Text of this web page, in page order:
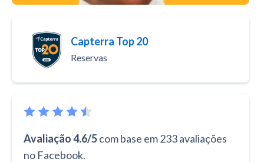
Capterra Top 20
Reservas
Avaliação 4.6/5com base em 233 avaliações
no Facebook.